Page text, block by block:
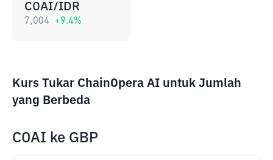
COAI/IDR
7,004 +9.4%
Kurs Tukar ChainOpera AI untuk Jumlah
yang Berbeda
COAI ke GBP